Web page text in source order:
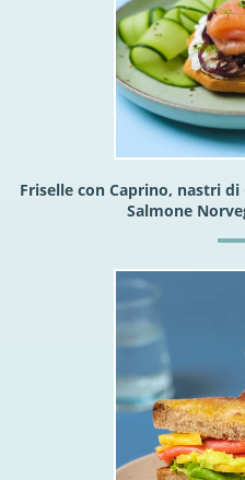
Friselle con Caprino, nastri
Salmone